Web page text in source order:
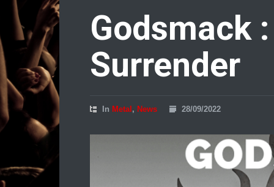
Godsmack
Surrender
In Metal , News 28/09/2022